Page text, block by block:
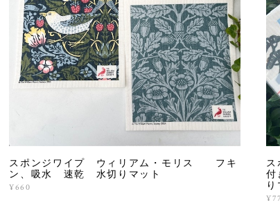
スポンジワイプ ウィリアム・モリス フキ
ン、吸水 速乾 水切りマット
¥660